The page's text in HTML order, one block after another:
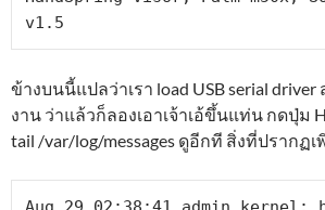
v1.5
ข้างบนนี้แปลว่าเรา load USB serial
งาน ว่าแล้วก็ลองเอาเจ้าเอ้ขึ้นแท่น กดปุ่ม
tail /var/log/messages ดูอีกที สิ่งที่ปรากฏ